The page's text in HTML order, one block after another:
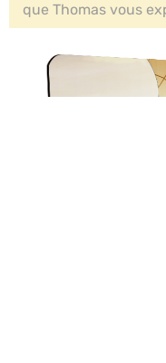
que Thomas vous